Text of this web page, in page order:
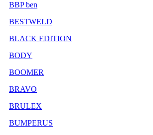
BBP ben
BESTWELD
BLACK EDITION
BODY
BOOMER
BRAVO
BRULEX
BUMPERUS